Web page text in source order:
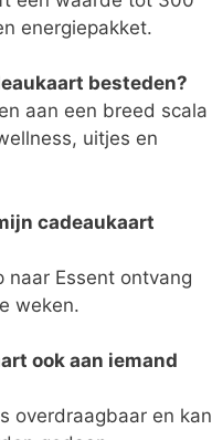
energiepakket.
besteden?
aan een breed scala
uitjes en
cadeaukaart
naar Essent ontvang
weken.
ook aan iemand
overdraagbaar en kan